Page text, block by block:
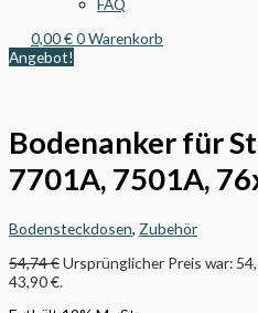
FAQ
0,00€0Warenkorb
Angebot!
Bodenanker für
7701A, 7501A,
Bodensteckdosen, Zubehör
54,74€Ursprünglicher Preis war:
43,90 €.